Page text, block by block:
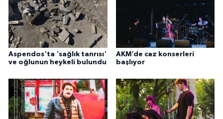
Aspendos'ta 'sağlık tanrısı'
ve oğlunun heykeli bulundu
AKM’de caz konserleri
başlıyor